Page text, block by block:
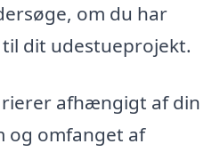
om du har
dit udestueprojekt.
afhængigt af din
og omfanget af